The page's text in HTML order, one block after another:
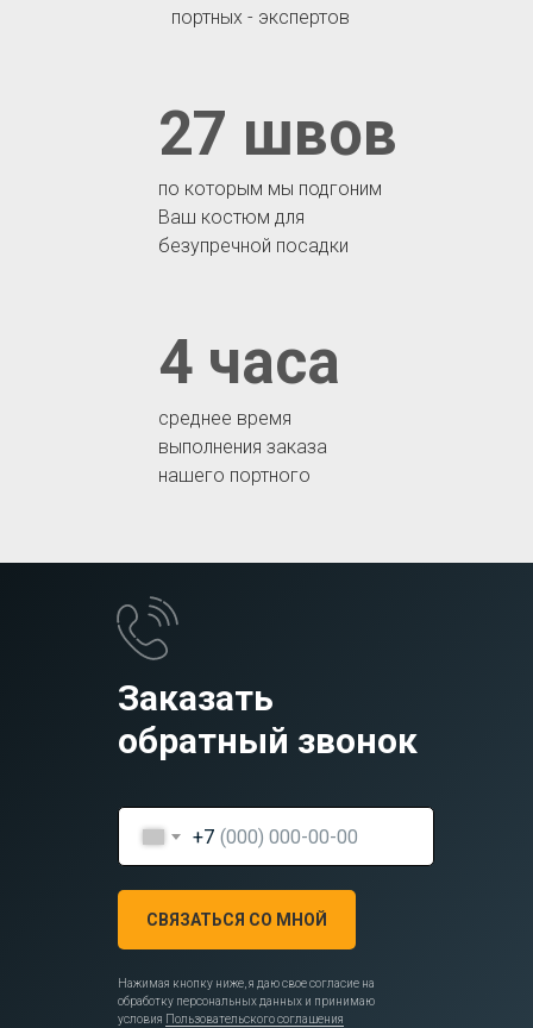
среднее время
выполнения заказа
нашего портного
4 часа
по которым мы подгоним
Ваш костюм для
безупречной посадки
27 швов
портных - экспертов
Заказать
обратный звонок
+7
СВЯЗАТЬСЯ СО МНОЙ
Нажимая кнопку ниже, я даю свое согласие на
обработку персональных данных и принимаю
условия Пользовательского соглашения